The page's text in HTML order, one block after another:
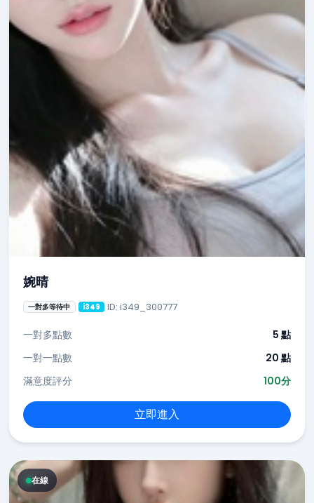
婉晴
一對多等待中 i349 ID: i349_300777
一對多點數
5 點
一對一點數
20 點
滿意度評分
100分
立即進入
在線